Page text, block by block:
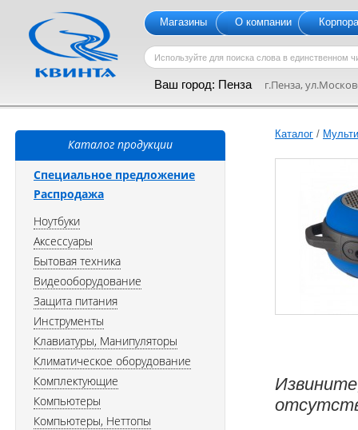
Магазины О компании
Ваш город: Пенза г.Пенза,
Каталог /
Каталог продукции
Специальное предложение
Распродажа
Ноутбуки
Аксессуары
Бытовая техника
Видеооборудование
Защита питания
Инструменты
Клавиатуры, Манипуляторы
Климатическое оборудование
Комплектующие
Компьютеры
Компьютеры, Неттопы